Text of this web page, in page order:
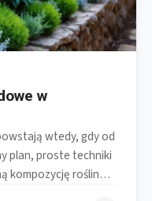
w
wtedy, gdy od
plan, proste techniki
kompozycję roślin…